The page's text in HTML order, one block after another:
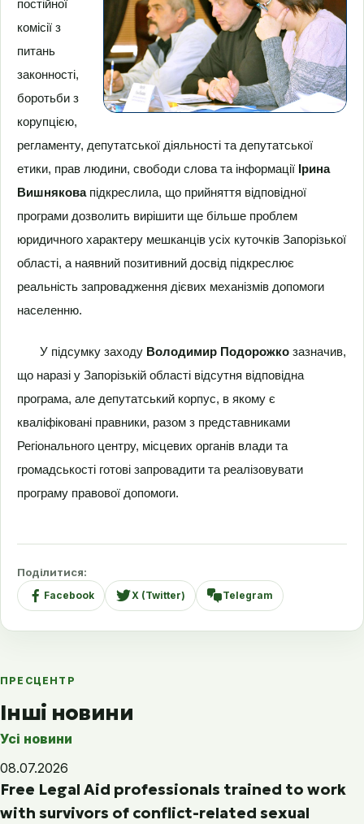
постійної
комісії з
питань
законності,
боротьби з
корупцією,
регламенту, депутатської діяльності та депутатської
етики, прав людини, свободи слова та інформації Ірина
Вишняковапідкреслила, що прийняття відповідної
програми дозволить вирішити ще більше проблем
юридичного характеру мешканців усіх куточків Запорізької
області, а наявний позитивний досвід підкреслює
реальність запровадження дієвих механізмів допомоги
населенню.
У підсумку заходу Володимир Подорожко зазначив,
що наразі у Запорізькій області відсутня відповідна
програма, але депутатський корпус, в якому є
кваліфіковані правники, разом з представниками
Регіонального центру, місцевих органів влади та
громадськості готові запровадити та реалізовувати
програму правової допомоги.
Поділитися:
Facebook X (Twitter) Telegram
ПРЕСЦЕНТР
Інші новини
Усі новини
08.07.2026
Free Legal Aid professionals trained to work
with survivors of conflict-related sexual